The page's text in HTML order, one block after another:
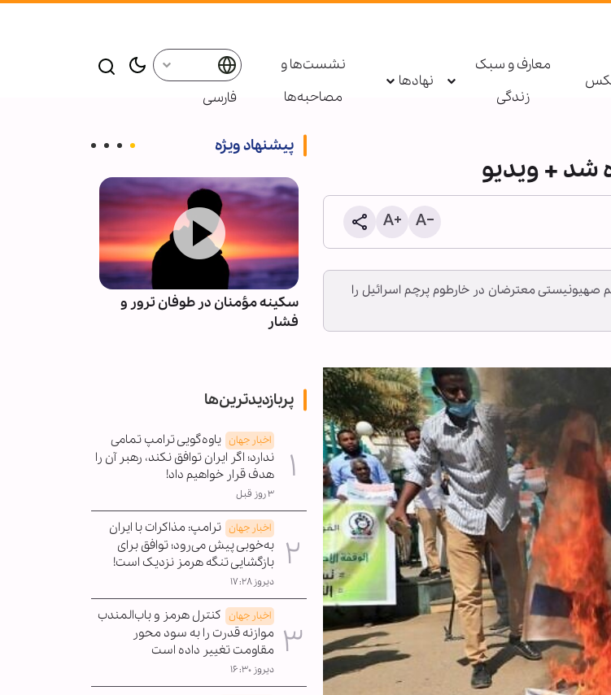
معارف و سبک
زندگی
نهادها
نشست‌ها و
مصاحبه‌ها
فارسی
شد + ویدیو
صهیونیستی معترضان در خارطوم پرچم اسرائیل را
پیشنهاد ویژه
راز پیروزی مؤمنان در میدان احزاب
سکینه مؤمنان در طوفان ترور و
فشار
پربازدیدترین‌ها
اخبار جهان یاوه‌گویی ترامپ تمامی
ندارد؛ اگر ایران توافق نکند، رهبر آن را
هدف قرار خواهیم داد!
۳ روز قبل
اخبار جهان ترامپ: مذاکرات با ایران
به‌خوبی پیش می‌رود؛ توافق برای
بازگشایی تنگه هرمز نزدیک است!
دیروز ۱۷:۲۸
اخبار جهان کنترل هرمز و باب‌المندب
موازنه قدرت را به سود محور
مقاومت تغییر داده است
دیروز ۱۶:۳۰